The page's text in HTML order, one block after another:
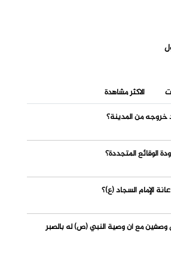
الاكثر مشاهدة
خروجه من المدينة؟
الوقائع المتجددة؟
الإمام السجاد (ع)؟
وصفين مع أن وصية النبي (ص) له بالصبر